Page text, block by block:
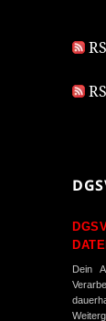
Dein